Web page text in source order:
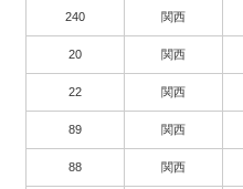
240 関西
20 関西
22 関西
89 関西
88 関西